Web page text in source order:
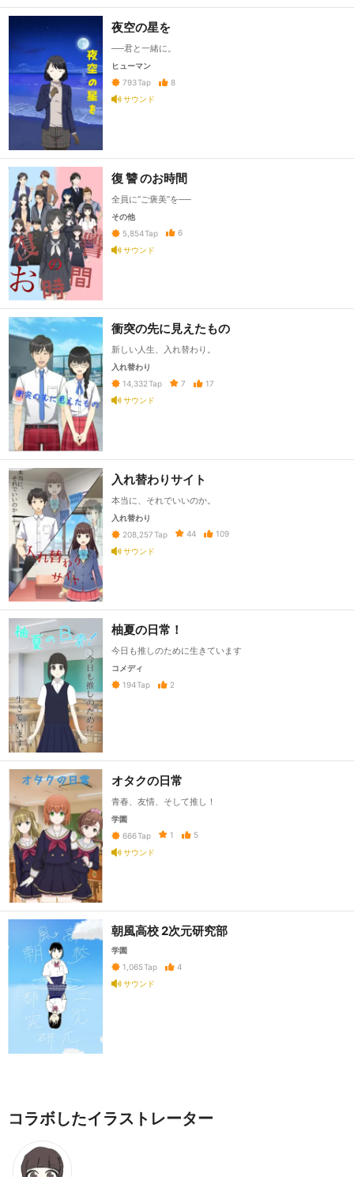
夜空の星を
──君と一緒に。
ヒューマン
793Tap
8
サウンド
復 讐 のお時間
全員に“ご褒美”を──
その他
5,854Tap
6
サウンド
衝突の先に見えたもの
新しい人生、入れ替わり。
入れ替わり
14,332 Tap 7
17
サウンド
入れ替わりサイト
本当に、それでいいのか。
入れ替わり
208,257 Tap 44
109
サウンド
柚夏の日常！
今日も推しのために生きています
コメディ
194Tap 2
オタクの日常
青春、友情、そして推し！
学園
666Tap 1
5
サウンド
朝風高校 2次元研究部
学園
1,065Tap
4
サウンド
コラボしたイラストレーター